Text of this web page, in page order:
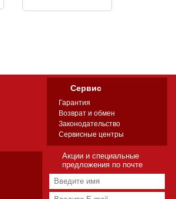
Сервис
Гарантия
Возврат и обмен
Законодательство
Сервисные центры
Акции и специальные
предложения по почте